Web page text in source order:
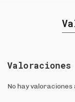
Valoraciones
No hay valoraciones